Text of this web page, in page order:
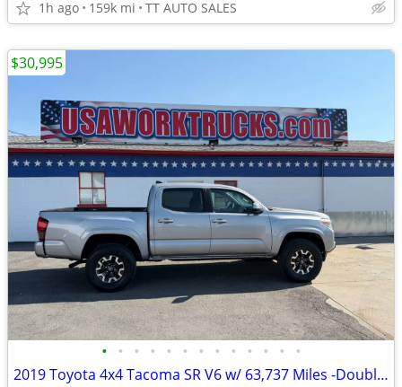
1h ago 159k mi TT AUTO SALES
• • • • • • • • • • • • •
2019 Toyota 4x4 Tacoma SR V6 w/ 63,737 Miles -Double Cab-EASY FINANCE
$30,995